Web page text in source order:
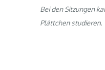
Bei den Sitzungen
Plättchen studieren.